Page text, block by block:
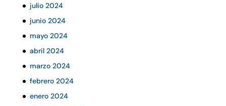
julio 2024
junio 2024
mayo 2024
abril 2024
marzo 2024
febrero 2024
enero 2024